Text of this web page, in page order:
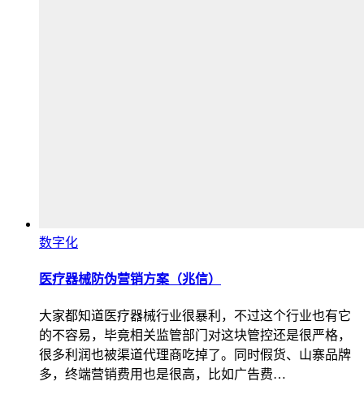
数字化
医疗器械防伪营销方案（兆信）
大家都知道医疗器械行业很暴利，不过这个行业也有它
的不容易，毕竟相关监管部门对这块管控还是很严格，
很多利润也被渠道代理商吃掉了。同时假货、山寨品牌
多，终端营销费用也是很高，比如广告费…